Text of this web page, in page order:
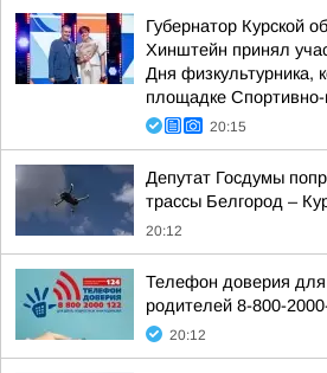
Губернатор Курской
Хинштейн принял
Дня физкультурника,
площадке Спортивно-
20:15
Депутат Госдумы
трассы Белгород –
20:12
Телефон доверия для
родителей 8-800-
20:12